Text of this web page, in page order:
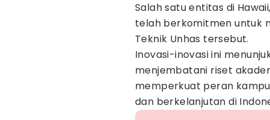
Salah satu entitas di
telah berkomitmen untuk
Teknik Unhas tersebut.
Inovasi-inovasi ini
menjembatani riset
memperkuat peran
dan berkelanjutan di